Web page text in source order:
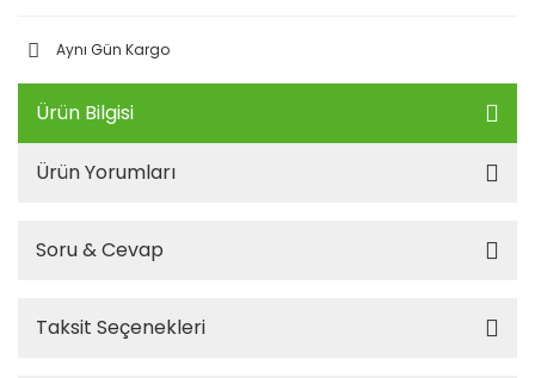
Aynı Gün Kargo
Ürün Bilgisi
Ürün Yorumları
Soru & Cevap
Taksit Seçenekleri